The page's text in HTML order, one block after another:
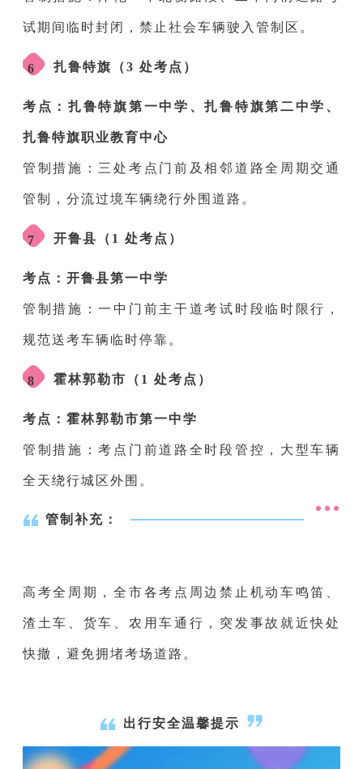
试期间临时封闭，禁止社会车辆驶入管制区。
6 扎鲁特旗（3 处考点）
考点：扎鲁特旗第一中学、扎鲁特旗第二中学、
扎鲁特旗职业教育中心
管制措施：三处考点门前及相邻道路全周期交通
管制，分流过境车辆绕行外围道路。
7 开鲁县（1 处考点）
考点：开鲁县第一中学
管制措施：一中门前主干道考试时段临时限行，
规范送考车辆临时停靠。
8 霍林郭勒市（1 处考点）
考点：霍林郭勒市第一中学
管制措施：考点门前道路全时段管控，大型车辆
全天绕行城区外围。
管制补充：
高考全周期，全市各考点周边禁止机动车鸣笛、
渣土车、货车、农用车通行，突发事故就近快处
快撤，避免拥堵考场道路。
出行安全温馨提示